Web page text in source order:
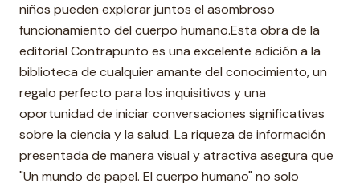
niños pueden explorar juntos el asombroso
funcionamiento del cuerpo humano.Esta obra de la
editorial Contrapunto es una excelente adición a la
biblioteca de cualquier amante del conocimiento, un
regalo perfecto para los inquisitivos y una
oportunidad de iniciar conversaciones significativas
sobre la ciencia y la salud. La riqueza de información
presentada de manera visual y atractiva asegura que
"Un mundo de papel. El cuerpo humano" no solo